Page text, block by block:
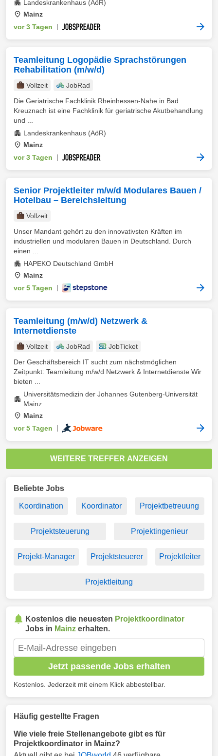
Landeskrankenhaus (AöR)
Mainz
vor 3 Tagen
Teamleitung Logopädie Sprachstörungen
Rehabilitation (m/w/d)
Vollzeit
JobRad
Die Geriatrische Fachklinik Rheinhessen-Nahe in Bad
Kreuznach ist eine Fachklinik für geriatrische Akutbehandlung
und ...
Landeskrankenhaus (AöR)
Mainz
vor 3 Tagen
Senior Projektleiter m/w/d Modulares Bauen /
Hotelbau – Bereichsleitung
Vollzeit
Unser Mandant gehört zu den innovativsten Kräften im
industriellen und modularen Bauen in Deutschland. Durch
einen ...
HAPEKO Deutschland GmbH
Mainz
vor 5 Tagen
Teamleitung (m/w/d) Netzwerk &
Internetdienste
Vollzeit JobRad
JobTicket
Der Geschäftsbereich IT sucht zum nächstmöglichen
Zeitpunkt: Teamleitung m/w/d Netzwerk & Internetdienste Wir
bieten ...
Universitätsmedizin der Johannes Gutenberg-Universität
Mainz
Mainz
vor 5 Tagen
WEITERE TREFFER ANZEIGEN
Beliebte Jobs
Koordination Koordinator Projektbetreuung
Projektsteuerung Projektingenieur
Projekt-Manager Projektsteuerer Projektleiter
Projektleitung
Kostenlos die neuesten Projektkoordinator
Jobs in Mainz erhalten.
Jetzt passende Jobs erhalten
Kostenlos. Jederzeit mit einem Klick abbestellbar.
Häufig gestellte Fragen
Wie viele freie Stellenangebote gibt es für
Projektkoordinator in Mainz?